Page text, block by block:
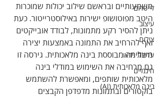
לייטרום
עיצוב
צילום
עריכת וידאו
חינמיים
בינה מלאכותית (AI)
משמעותיים ובראשם שילוב יכולות שמוכרות
היטב מפוטושופ ישירות באילוסטרייטור. כעת
ניתן להסיר רקע מתמונות, לבודד אובייקטים
ואף להרחיב את התמונה באמצעות יצירה
משלימה מבוססת בינה מלאכותית. גירסה זו
גם מרחיבה את השימוש במודלי בינה
מלאכותית שותפים, ומאפשרת להשתמש
בוקטורים ובתמונות מדפדפן הקבצים